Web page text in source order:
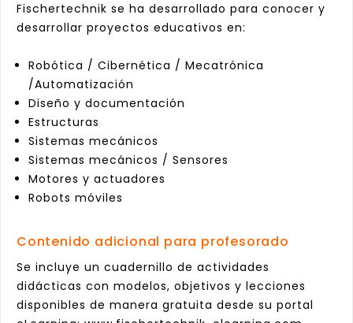
Fischertechnik se ha desarrollado para conocer y
desarrollar proyectos educativos en:
Robótica / Cibernética / Mecatrónica
/Automatización
Diseño y documentación
Estructuras
Sistemas mecánicos
Sistemas mecánicos / Sensores
Motores y actuadores
Robots móviles
Contenido adicional para profesorado
Se incluye un cuadernillo de actividades
didácticas con modelos, objetivos y lecciones
disponibles de manera gratuita desde su portal